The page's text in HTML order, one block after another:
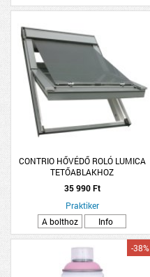
CONTRIO HŐVÉDŐ ROLÓ LUMICA
TETŐABLAKHOZ
35 990 Ft
Praktiker
A bolthoz
Info
-38%